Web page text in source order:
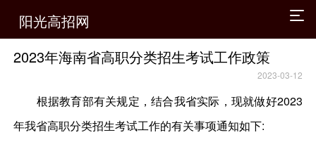
阳光高招网
2023年海南省高职分类招生考试工作政策
2023-03-12
根据教育部有关规定，结合我省实际，现就做好2023
年我省高职分类招生考试工作的有关事项通知如下: